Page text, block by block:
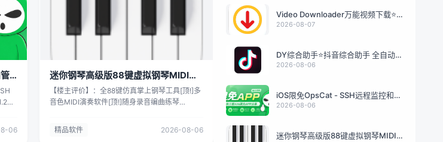
段
粘
翻
，
快
暗
吱
声 不做白嫖怪🔥🔥🔥 拿走吱一声 不做白嫖怪🔥
员
06
迷你钢琴高级版88键虚拟钢琴MIDI乐
器录音工具
【楼主评价】：全88键仿真掌上钢琴工具[顶!]多
音色MIDI演奏软件[顶!]随身录音编曲练琴
Piano Pro）高级版 【软件版本】：v5.12.3 【软
件大小】：17.9M 【测试平台】：红米Note 12T
精品软件 2026-08-06
Video Downloader万能视频下载⭐
解锁会员⭐
2026-08-07
DY综合助手⭐抖音综合助手 全自动化
脚本⭐
2026-08-06
iOS限免OpsCat - SSH远程监控和管
理服务器 v1
2026-08-06
迷你钢琴高级版88键虚拟钢琴MIDI